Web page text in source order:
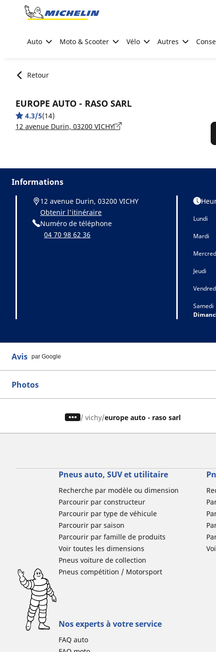
Go to page content
Auto Moto & Scooter Vélo Autres
Retour
EUROPE AUTO - RASO SARL
4.3/5(14)
12 avenue Durin, 03200 VICHY
Informations
12 avenue Durin, 03200 VICHY
Obtenir l'itinéraire
Numéro de téléphone
04 70 98 62 36
Lundi
Mardi
Jeudi
Samedi
Avis par Google
Photos
/ vichy europe auto - raso sarl
Pneus auto, SUV et utilitaire
Recherche par modèle ou dimension
Parcourir par constructeur
Parcourir par type de véhicule
Parcourir par saison
Parcourir par famille de produits
Voir toutes les dimensions
Pneus voiture de collection
Pneus compétition / Motorsport
Nos experts à votre service
FAQ auto